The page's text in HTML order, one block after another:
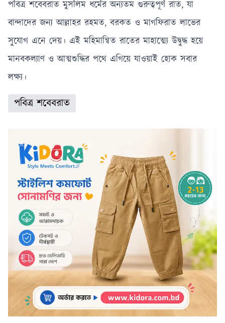
পবিত্র শবেবরাত মুসলিম ধর্মের অন্যতম গুরুত্বপূর্ণ রাত, যা
বান্দাদের জন্য আল্লাহর রহমত, বরকত ও মাগফিরাত লাভের
সুযোগ এনে দেয়। এই মহিমান্বিত রাতের মাহাত্ম্যে উদ্বুদ্ধ হয়ে
মানবকল্যাণ ও আত্মশুদ্ধির পথে এগিয়ে যাওয়াই হোক সবার
লক্ষ্য।
পবিত্র শবেবরাত